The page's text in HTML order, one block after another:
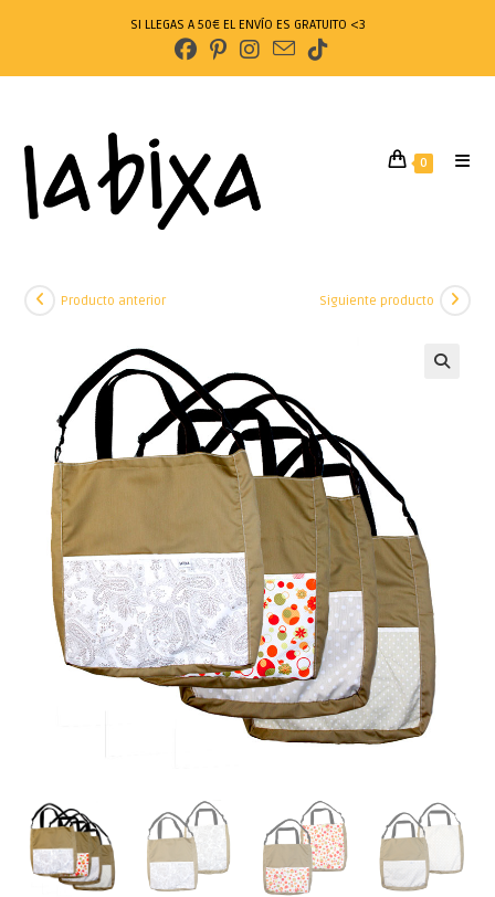
SI LLEGAS A 50€ EL ENVÍO ES GRATUITO <3
0
Producto anterior Siguiente producto